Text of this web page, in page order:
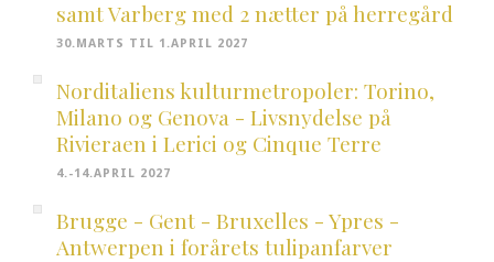
samt Varberg med 2 nætter på herregård
30.MARTS TIL 1.APRIL 2027
Norditaliens kulturmetropoler: Torino,
Milano og Genova - Livsnydelse på
Rivieraen i Lerici og Cinque Terre
4.-14.APRIL 2027
Brugge - Gent - Bruxelles - Ypres -
Antwerpen i forårets tulipanfarver